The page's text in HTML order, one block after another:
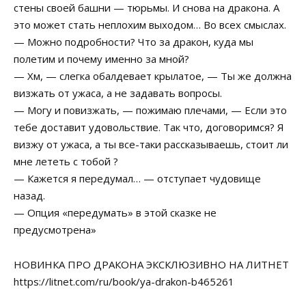
стены своей башни — тюрьмы. И снова на дракона. А
это может стать неплохим выходом… Во всех смыслах.
— Можно подробности? Что за дракон, куда мы
полетим и почему именно за мной?
— Хм, — слегка обалдевает крылатое, — Ты же должна
визжать от ужаса, а не задавать вопросы.
— Могу и повизжать, — пожимаю плечами, — Если это
тебе доставит удовольствие. Так что, договоримся? Я
визжу от ужаса, а ты все-таки рассказываешь, стоит ли
мне лететь с тобой ?
— Кажется я передумал… — отступает чудовище
назад.
— Опция «передумать» в этой сказке не
предусмотрена»
НОВИНКА ПРО ДРАКОНА ЭКСКЛЮЗИВНО НА ЛИТНЕТ
https://litnet.com/ru/book/ya-drakon-b465261